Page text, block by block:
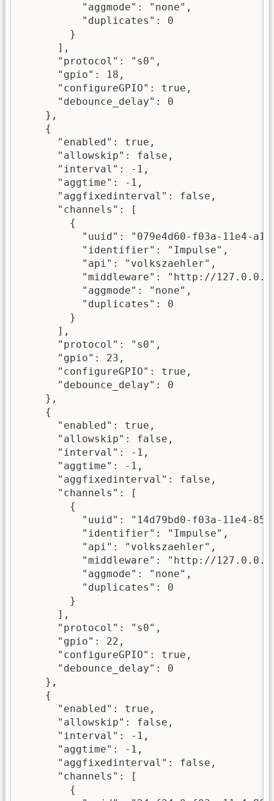
          "aggmode": "none",
          "duplicates": 0
        }
      ],
      "protocol": "s0",
      "gpio": 18,
      "configureGPIO": true,
      "debounce_delay": 0
    },
    {
      "enabled": true,
      "allowskip": false,
      "interval": -1,
      "aggtime": -1,
      "aggfixedinterval": false,
      "channels": [
        {
"uuid": "079e4d60-f03a-11e4-
          "identifier": "Impulse",
          "api": "volkszaehler",
"middleware": "http://
          "aggmode": "none",
          "duplicates": 0
        }
      ],
      "protocol": "s0",
      "gpio": 23,
      "configureGPIO": true,
      "debounce_delay": 0
    },
    {
      "enabled": true,
      "allowskip": false,
      "interval": -1,
      "aggtime": -1,
      "aggfixedinterval": false,
      "channels": [
        {
"uuid": "14d79bd0-f03a-11e4-
          "identifier": "Impulse",
          "api": "volkszaehler",
"middleware": "http://
          "aggmode": "none",
          "duplicates": 0
        }
      ],
      "protocol": "s0",
      "gpio": 22,
      "configureGPIO": true,
      "debounce_delay": 0
    },
    {
      "enabled": true,
      "allowskip": false,
      "interval": -1,
      "aggtime": -1,
      "aggfixedinterval": false,
      "channels": [
        {